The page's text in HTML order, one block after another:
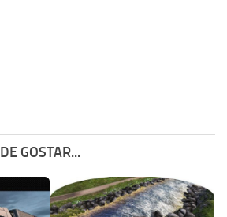
GOSTAR...